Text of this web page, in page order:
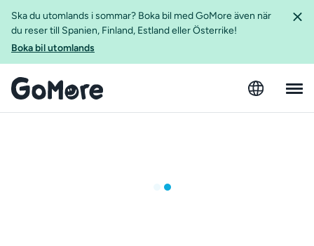
Ska du utomlands i sommar? Boka bil med GoMore även när
du reser till Spanien, Finland, Estland eller Österrike!
Boka bil utomlands